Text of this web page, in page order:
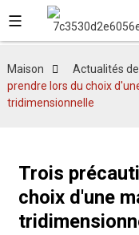
Maison Actualités
prendre lors du choix
tridimensionnelle
Trois
choix d'une